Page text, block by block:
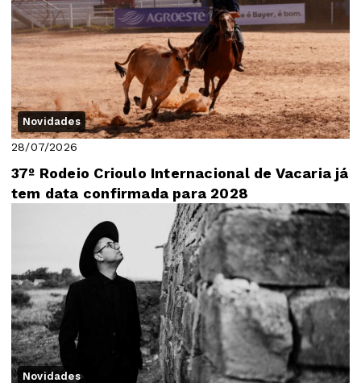
Novidades
28/07/2026
37º Rodeio Crioulo Internacional de Vacaria já
tem data confirmada para 2028
Novidades